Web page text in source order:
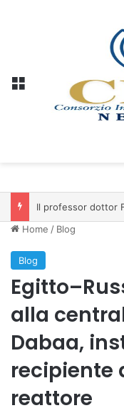
Home / Blog
Blog
alla
Dabaa,
recipiente
reattore